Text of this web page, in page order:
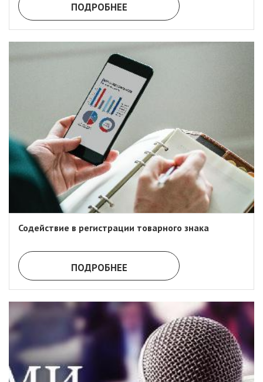
ПОДРОБНЕЕ
Содействие в регистрации товарного знака
ПОДРОБНЕЕ